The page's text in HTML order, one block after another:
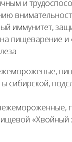
и
иммунитет,
на пищеварение
сибирской,